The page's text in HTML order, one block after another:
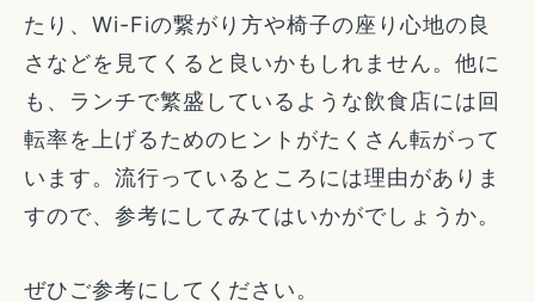
たり、Wi-Fiの繋がり方や椅子の座り心地の良
さなどを見てくると良いかもしれません。他に
も、ランチで繁盛しているような飲食店には回
転率を上げるためのヒントがたくさん転がって
います。流行っているところには理由がありま
すので、参考にしてみてはいかがでしょうか。
ぜひご参考にしてください。